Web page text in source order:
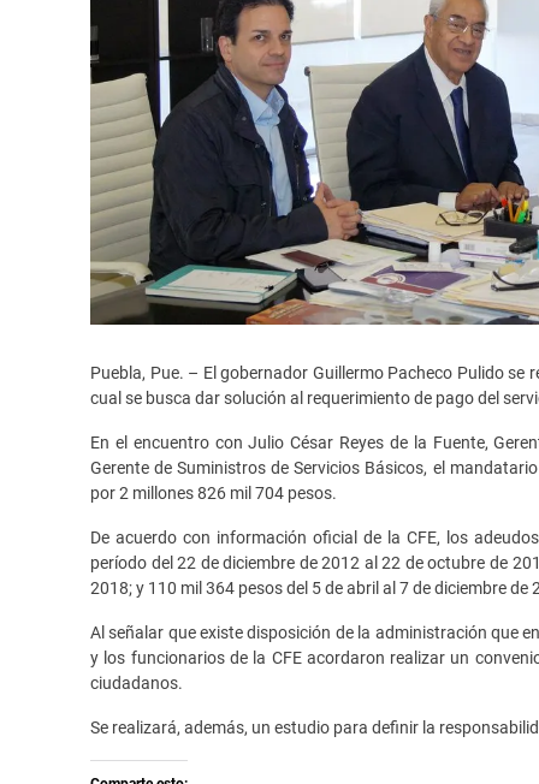
Puebla, Pue. – El gobernador Guillermo Pacheco Pulido se
cual se busca dar solución al requerimiento de pago del
En el encuentro con Julio César Reyes de la Fuente,
Gerente de Suministros de Servicios Básicos, el
por 2 millones 826 mil 704 pesos.
De acuerdo con información oficial de la CFE, los
período del 22 de diciembre de 2012 al 22 de octubre de
2018; y 110 mil 364 pesos del 5 de abril al 7 de diciembre de
Al señalar que existe disposición de la administración que
y los funcionarios de la CFE acordaron realizar un
ciudadanos.
Se realizará, además, un estudio para definir la